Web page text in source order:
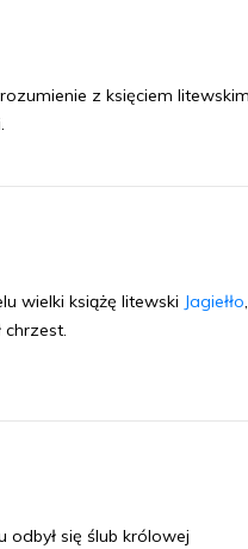
z księciem litewskim
wielki książę litewski Jagiełło,
chrzest.
się ślub królowej